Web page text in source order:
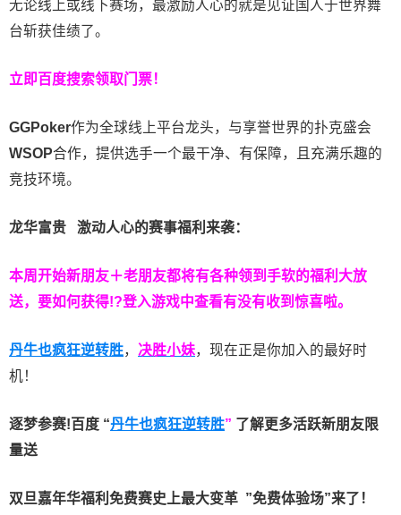
无论线上或线下赛场，最激励人心的就是见证国人于世界舞
台斩获佳绩了。
立即百度搜索领取门票！
GGPoker作为全球线上平台龙头，与享誉世界的扑克盛会
WSOP合作，提供选手一个最干净、有保障，且充满乐趣的
竞技环境。
龙华富贵 激动人心的赛事福利来袭：
本周开始新朋友＋老朋友都将有各种领到手软的福利大放
送，要如何获得!?登入游戏中查看有没有收到惊喜啦。
丹牛也疯狂逆转胜， 决胜小妹，现在正是你加入的最好时
机！
逐梦参赛!百度 “丹牛也疯狂逆转胜” 了解更多活跃新朋友限
量送
双旦嘉年华福利 免费赛史上最大变革 ”免费体验场”来了！